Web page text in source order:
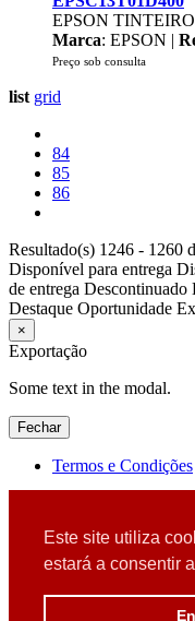
Este site utiliza
estará a consentir
EPSON
Marca: EPSON |
Preço sob consulta
list grid
84
85
86
Resultado(s) 1246 - 1260
Disponível para entrega
de entrega Descontinuado
Destaque Oportunidade
×
Exportação
Some text in the modal.
Fechar
Termos e Condições
Detectamos que está a
Por favor, atualize o seu